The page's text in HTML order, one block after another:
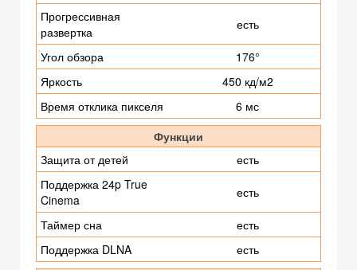
Прогрессивная
развертка
есть
Угол обзора
176°
Яркость
450 кд/м2
Время отклика пикселя
6 мс
Функции
Защита от детей
есть
Поддержка 24p True
Cinema
есть
Таймер сна
есть
Поддержка DLNA
есть